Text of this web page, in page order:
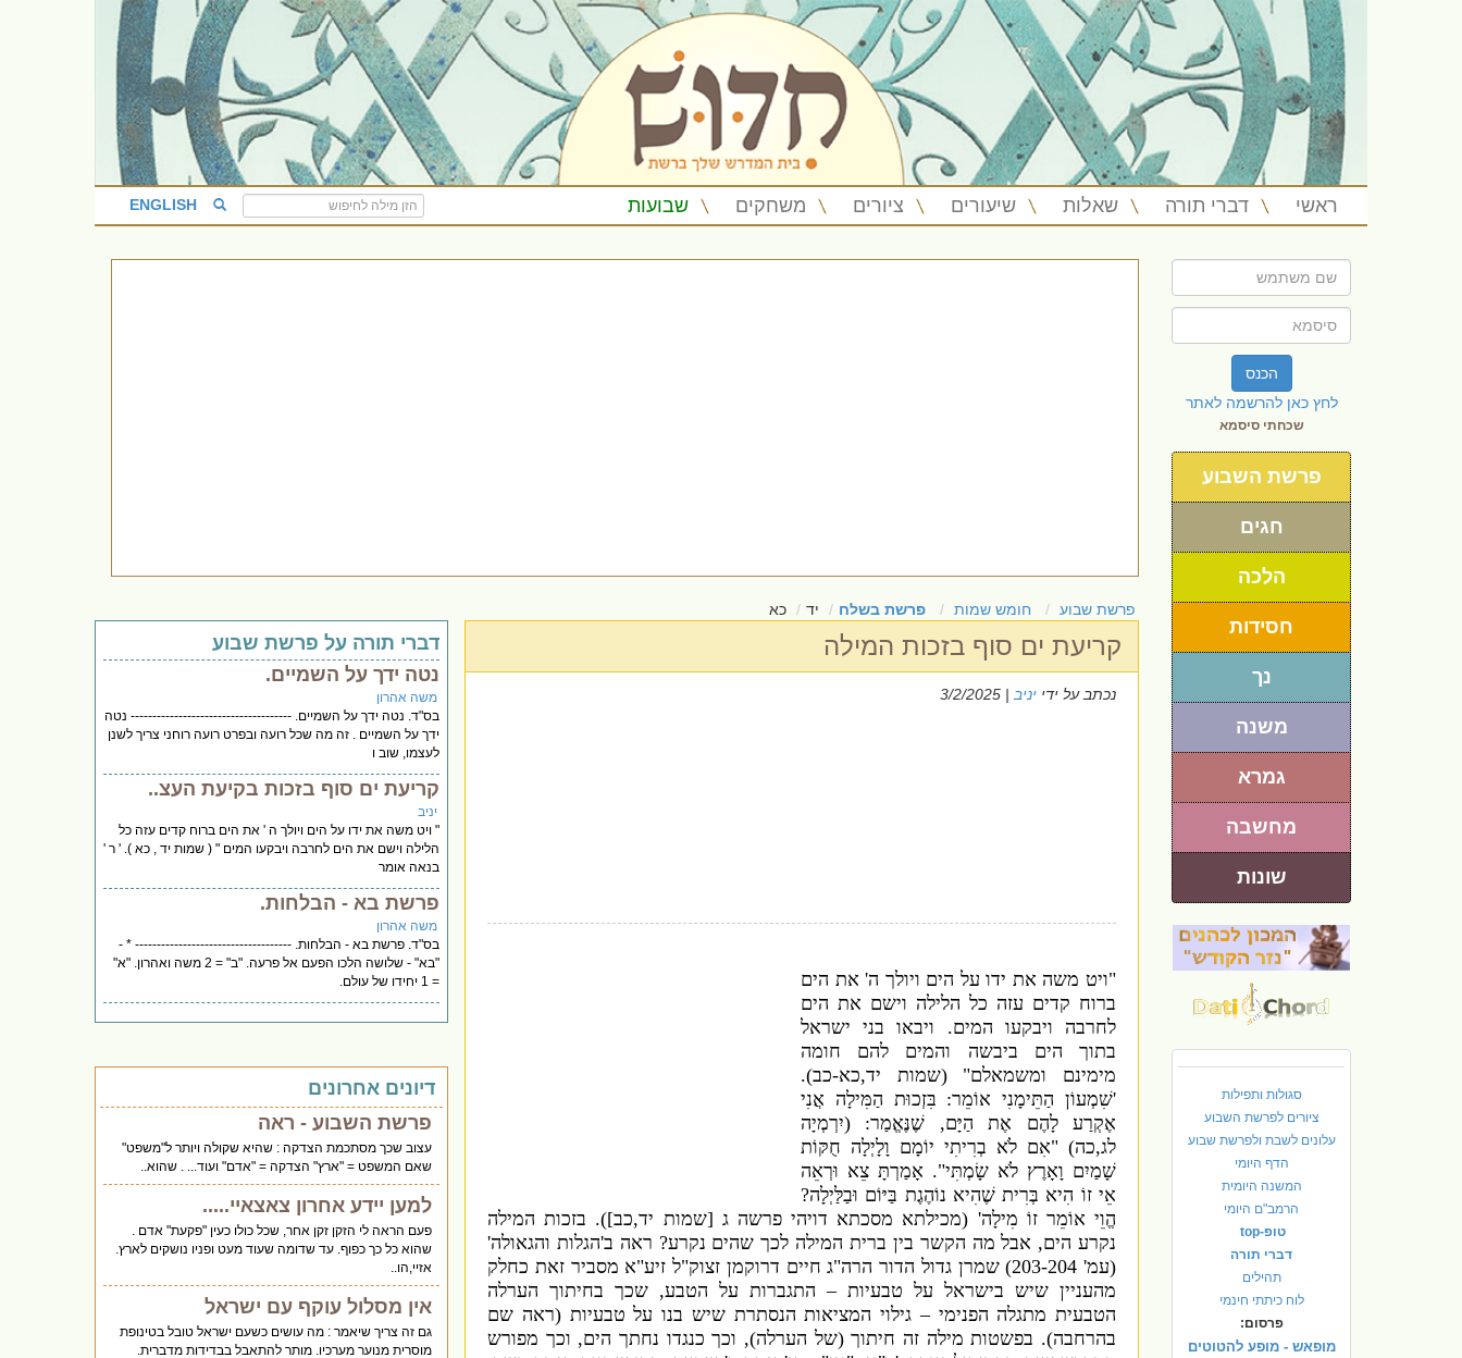
ראשי דברי תורה שאלות שיעורים ציורים משחקים שבועות ENGLISH
הכנס
לחץ כאן להרשמה לאתר
שכחתי סיסמא
פרשת השבוע
חגים
הלכה
חסידות
נך
משנה
גמרא
מחשבה
שונות
סגולות ותפילות
ציורים לפרשת השבוע
עלונים לשבת ולפרשת שבוע
הדף היומי
המשנה היומית
הרמב"ם היומי
טופ-top
דברי תורה
תהילים
לוח כיתתי חינמי
פרסום:
מופאש - מופע להטוטים
פרשת שבוע חומש שמות פרשת בשלח יד כא
קריעת ים סוף בזכות המילה
נכתב על ידי יניב | 3/2/2025
"ויט משה את ידו על הים ויולך ה' את הים
ברוח קדים עזה כל הלילה וישם את הים
לחרבה ויבקעו המים. ויבאו בני ישראל
בתוך הים ביבשה והמים להם חומה
מימינם ומשמאלם" (שמות יד,כא-כב).
'שִׁמְעוֹן הַתֵּימָנִי אוֹמֵר: בִּזְכוּת הַמִּילָה אֲנִי
אֶקְרַע לָהֶם אֶת הַיָּם, שֶׁנֶּאֱמַר: (יִרְמְיָה
לג,כה) "אִם לֹא בְרִיתִי יוֹמָם וָלָיְלָה חֻקּוֹת
שָׁמַיִם וָאָרֶץ לֹא שָׂמְתִּי". אָמַרְתָּ צֵא וּרְאֵה
אֵי זוֹ הִיא בְּרִית שֶׁהִיא נוֹהֶגֶת בַּיּוֹם וּבַלַּיְלָה?
הֱוֵי אוֹמֵר זוֹ מִילָה' (מכילתא מסכתא דויהי פרשה ג [שמות יד,כב]). בזכות המילה
נקרע הים, אבל מה הקשר בין ברית המילה לכך שהים נקרע? ראה ב'הגלות והגאולה'
(עמ' 203-204) שמרן גדול הדור הרה"ג חיים דרוקמן זצוק"ל זיע"א מסביר זאת כחלק
מהעניין שיש בישראל על טבעיות – התגברות על הטבע, שכך בחיתוך הערלה
הטבעית מתגלה הפנימי – גילוי המציאות הנסתרת שיש בנו על טבעיות(ראה שם
בהרחבה). בפשטות מילה זה חיתוך (של הערלה), וכך כנגדו נחתך הים, וכך מפורש
דברי תורה על פרשת שבוע
נטה ידך על השמיים.
משה אהרון
בס"ד. נטה ידך על השמיים. ------------------------------------- נטה
ידך על השמיים . זה מה שכל רועה ובפרט רועה רוחני צריך לשנן
לעצמו, שוב ו
קריעת ים סוף בזכות בקיעת העצ..
יניב
" ויט משה את ידו על הים ויולך ה ' את הים ברוח קדים עזה כל
הלילה וישם את הים לחרבה ויבקעו המים " ( שמות יד , כא ). ' ר '
בנאה אומר
פרשת בא - הבלחות.
משה אהרון
בס"ד. פרשת בא - הבלחות. ------------------------------------ * -
"בא" - שלושה הלכו הפעם אל פרעה. "ב" = 2 משה ואהרון. "א"
= 1 יחידו של עולם.
דיונים אחרונים
פרשת השבוע - ראה
עצוב שכך מסתכמת הצדקה : שהיא שקולה ויותר ל"משפט"
שאם המשפט = "ארץ" הצדקה = "אדם" ועוד... . שהוא..
למען יידע אחרון צאצאיי.....
פעם הראה לי הזקן זקן אחר, שכל כולו כעין "פקעת" אדם .
שהוא כל כך כפוף. עד שדומה שעוד מעט ופניו נושקים לארץ.
אזיי,הו..
אין מסלול עוקף עם ישראל
גם זה צריך שיאמר : מה עושים כשעם ישראל טובל בטינופת
מוסרית מנוער מערכיו. מותר להתאבל בבדידות מדברית.